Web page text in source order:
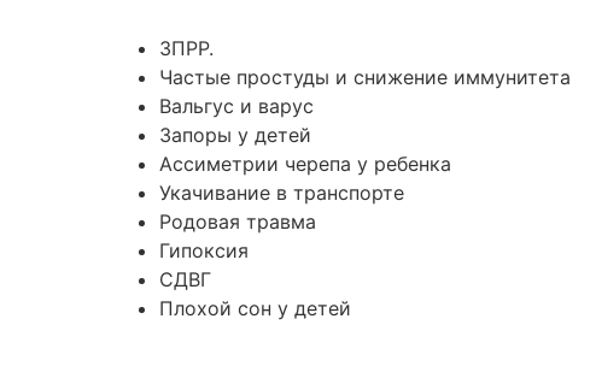
ЗПРР.
Частые простуды и снижение иммунитета
Вальгус и варус
Запоры у детей
Ассиметрии черепа у ребенка
Укачивание в транспорте
Родовая травма
Гипоксия
СДВГ
Плохой сон у детей